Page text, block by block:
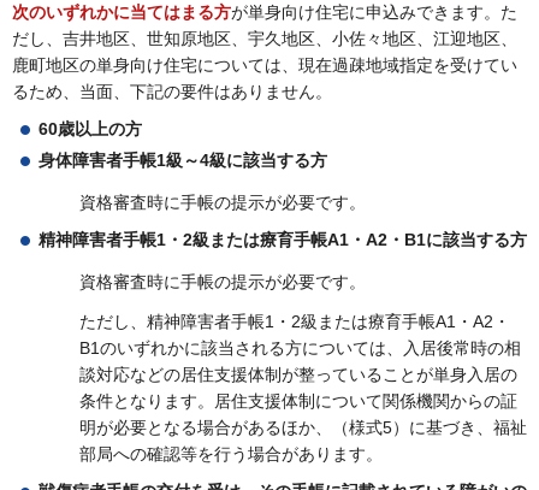
次のいずれかに当てはまる方が単身向け住宅に申込みできます。た
だし、吉井地区、世知原地区、宇久地区、小佐々地区、江迎地区、
鹿町地区の単身向け住宅については、現在過疎地域指定を受けてい
るため、当面、下記の要件はありません。
60歳以上の方
身体障害者手帳1級～4級に該当する方
資格審査時に手帳の提示が必要です。
精神障害者手帳1・2級または療育手帳A1・A2・B1に該当する方
資格審査時に手帳の提示が必要です。
ただし、精神障害者手帳1・2級または療育手帳A1・A2・
B1のいずれかに該当される方については、入居後常時の相
談対応などの居住支援体制が整っていることが単身入居の
条件となります。居住支援体制について関係機関からの証
明が必要となる場合があるほか、（様式5）に基づき、福祉
部局への確認等を行う場合があります。